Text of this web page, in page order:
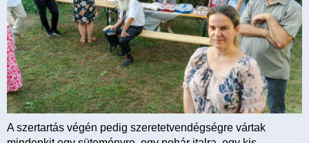
A szertartás végén pedig szeretetvendégségre vártak